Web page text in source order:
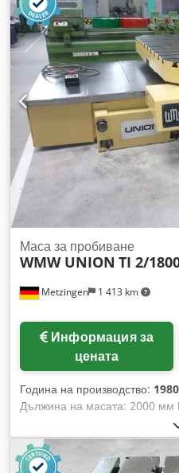
Metzingen 1 413 km
Маса за пробиване
WMW UNION TI 2/
Информация за
цената
Година на производство: 1980
Дължина на масата: 2000
Максимално натоварване на
инсталирана мощност: 10
т Необходима площ: около м